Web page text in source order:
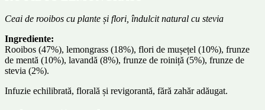
Ceai de rooibos cu plante și flori, îndulcit natural cu stevia
Ingrediente:
Rooibos (47%), lemongrass (18%), flori de mușețel (10%), frunze
de mentă (10%), lavandă (8%), frunze de roiniță (5%), frunze de
stevia (2%).
Infuzie echilibrată, florală și revigorantă, fără zahăr adăugat.